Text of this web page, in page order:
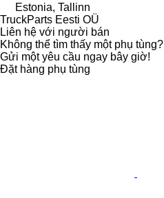
Estonia, Tallinn
TruckParts Eesti OÜ
Liên hệ với người bán
Không thể tìm thấy một phụ tùng?
Gửi một yêu cầu ngay bây giờ!
Đặt hàng phụ tùng